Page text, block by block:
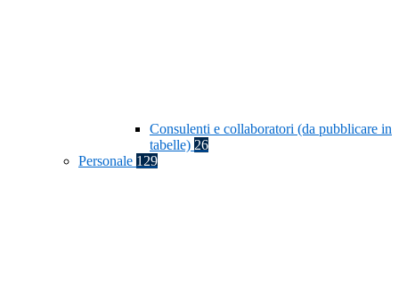
Consulenti e collaboratori (da pubblicare in
tabelle) 26
Personale 129